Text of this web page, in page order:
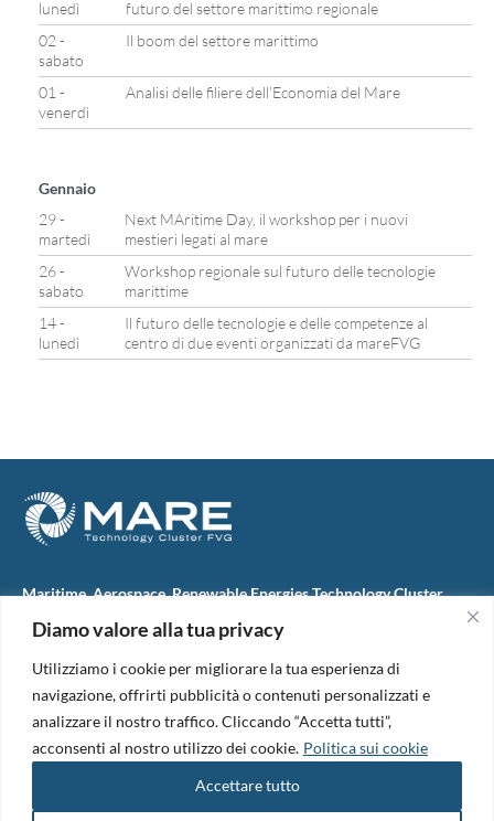
Diamo valore alla tua privacy
Utilizziamo i cookie per migliorare la tua esperienza di
navigazione, offrirti pubblicità o contenuti personalizzati e
analizzare il nostro traffico. Cliccando “Accetta tutti”,
acconsenti al nostro utilizzo dei cookie. Politica sui cookie
Accettare tutto
lunedì
futuro del settore marittimo regionale
02 -
sabato
Il boom del settore marittimo
01 -
venerdì
Analisi delle filiere dell’Economia del Mare
Gennaio
29 -
martedì
Next MAritime Day, il workshop per i nuovi
mestieri legati al mare
26 -
sabato
Workshop regionale sul futuro delle tecnologie
marittime
14 -
lunedì
Il futuro delle tecnologie e delle competenze al
centro di due eventi organizzati da mareFVG
Maritime, Aerospace, Renewable Energies Technology Cluster
M.A.R.E. TC FVG S.c.ar.l.
34074 Monfalcone (Italy)
tel. +39 0481 723440
Codice Fiscale e Partita Iva: 01138620313
PEC:marefvg@legalmail.it
Codice univoco per i pagamenti: M5UXCR1
Copyright 2026. Design and development by
Informativa Privacy|Cookie Policy|Amm. Trasparente|Bandi &